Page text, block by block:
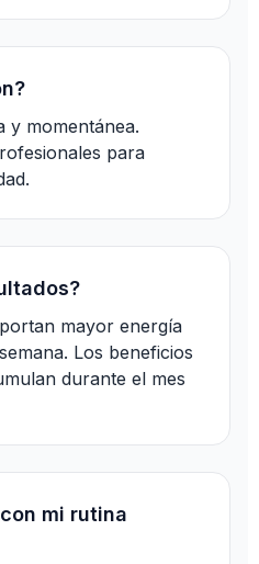
y momentánea.
para
mayor energía
Los beneficios
durante el mes
mi rutina